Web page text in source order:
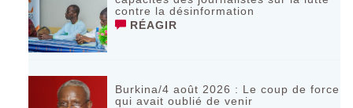
contre la désinformation
RÉAGIR
Burkina/4 août 2026 : Le coup de force
qui avait oublié de venir